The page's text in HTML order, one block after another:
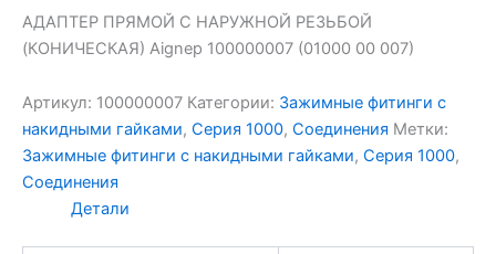
АДАПТЕР ПРЯМОЙ С НАРУЖНОЙ РЕЗЬБОЙ
(КОНИЧЕСКАЯ) Aignep 100000007 (01000 00 007)
Артикул: 100000007 Категории: Зажимные фитинги с
накидными гайками, Серия 1000, Соединения Метки:
Зажимные фитинги с накидными гайками, Серия 1000,
Соединения
Детали